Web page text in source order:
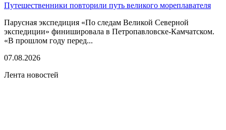
Путешественники повторили путь великого мореплавателя
Парусная экспедиция «По следам Великой Северной
экспедиции» финишировала в Петропавловске-Камчатском.
«В прошлом году перед...
07.08.2026
Лента новостей